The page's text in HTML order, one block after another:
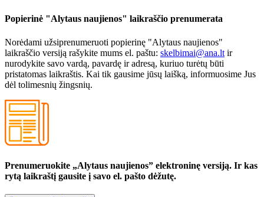
Popierinė "Alytaus naujienos" laikraščio prenumerata
Norėdami užsiprenumeruoti popierinę "Alytaus naujienos"
laikraščio versiją rašykite mums el. paštu: skelbimai@ana.lt ir
nurodykite savo vardą, pavardę ir adresą, kuriuo turėtų būti
pristatomas laikraštis. Kai tik gausime jūsų laišką, informuosime Jus
dėl tolimesnių žingsnių.
Prenumeruokite „Alytaus naujienos” elektroninę versiją. Ir kas
rytą laikraštį gausite į savo el. pašto dėžutę.